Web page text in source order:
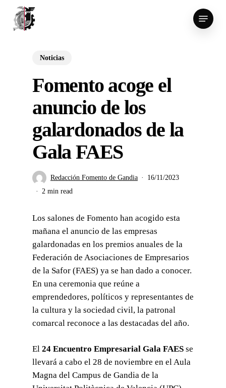
main
Menu
Noticias
Fomento acoge el
anuncio de los
galardonados de la
Gala FAES
Redacción Fomento de Gandia
16/11/2023
2 min read
Los salones de Fomento han acogido esta
mañana el anuncio de las empresas
galardonadas en los premios anuales de la
Federación de Asociaciones de Empresarios
de la Safor (FAES) ya se han dado a conocer.
En una ceremonia que reúne a
emprendedores, políticos y representantes de
la cultura y la sociedad civil, la patronal
comarcal reconoce a las destacadas del año.
El 24 Encuentro Empresarial Gala FAES se
llevará a cabo el 28 de noviembre en el Aula
Magna del Campus de Gandia de la